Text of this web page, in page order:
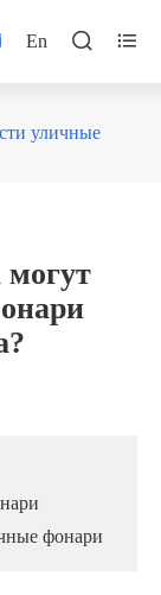
En  
уличные
фонари